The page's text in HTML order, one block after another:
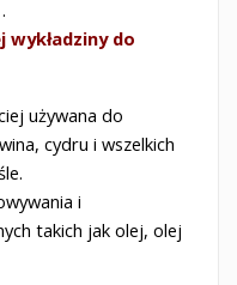
.
wykładziny do
używana do
cydru i wszelkich
i
takich jak olej, olej